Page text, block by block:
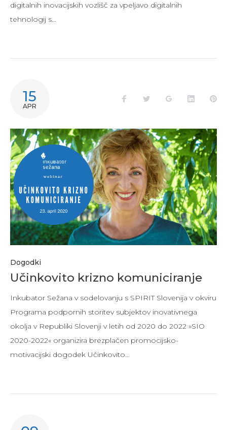
digitalnih inovacijskih vozlišč za vpeljavo digitalnih
tehnologij s…
15
APR
Dogodki
Učinkovito krizno komuniciranje
Inkubator Sežana v sodelovanju s SPIRIT Slovenija v okviru
Programa podpornih storitev subjektov inovativnega
okolja v Republiki Slovenji v letih od 2020 do 2022 »SIO
2020-2022« organizira brezplačen promocijsko-
motivacijski dogodek Učinkovito…